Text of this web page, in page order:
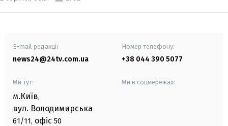
E-mail редакції
news24@24tv.com.ua
Номер телефону:
+38 044 390 5077
Ми тут:
м.Київ,
вул. Володимирська
61/11, офіс 50
Ми в соцмережах: